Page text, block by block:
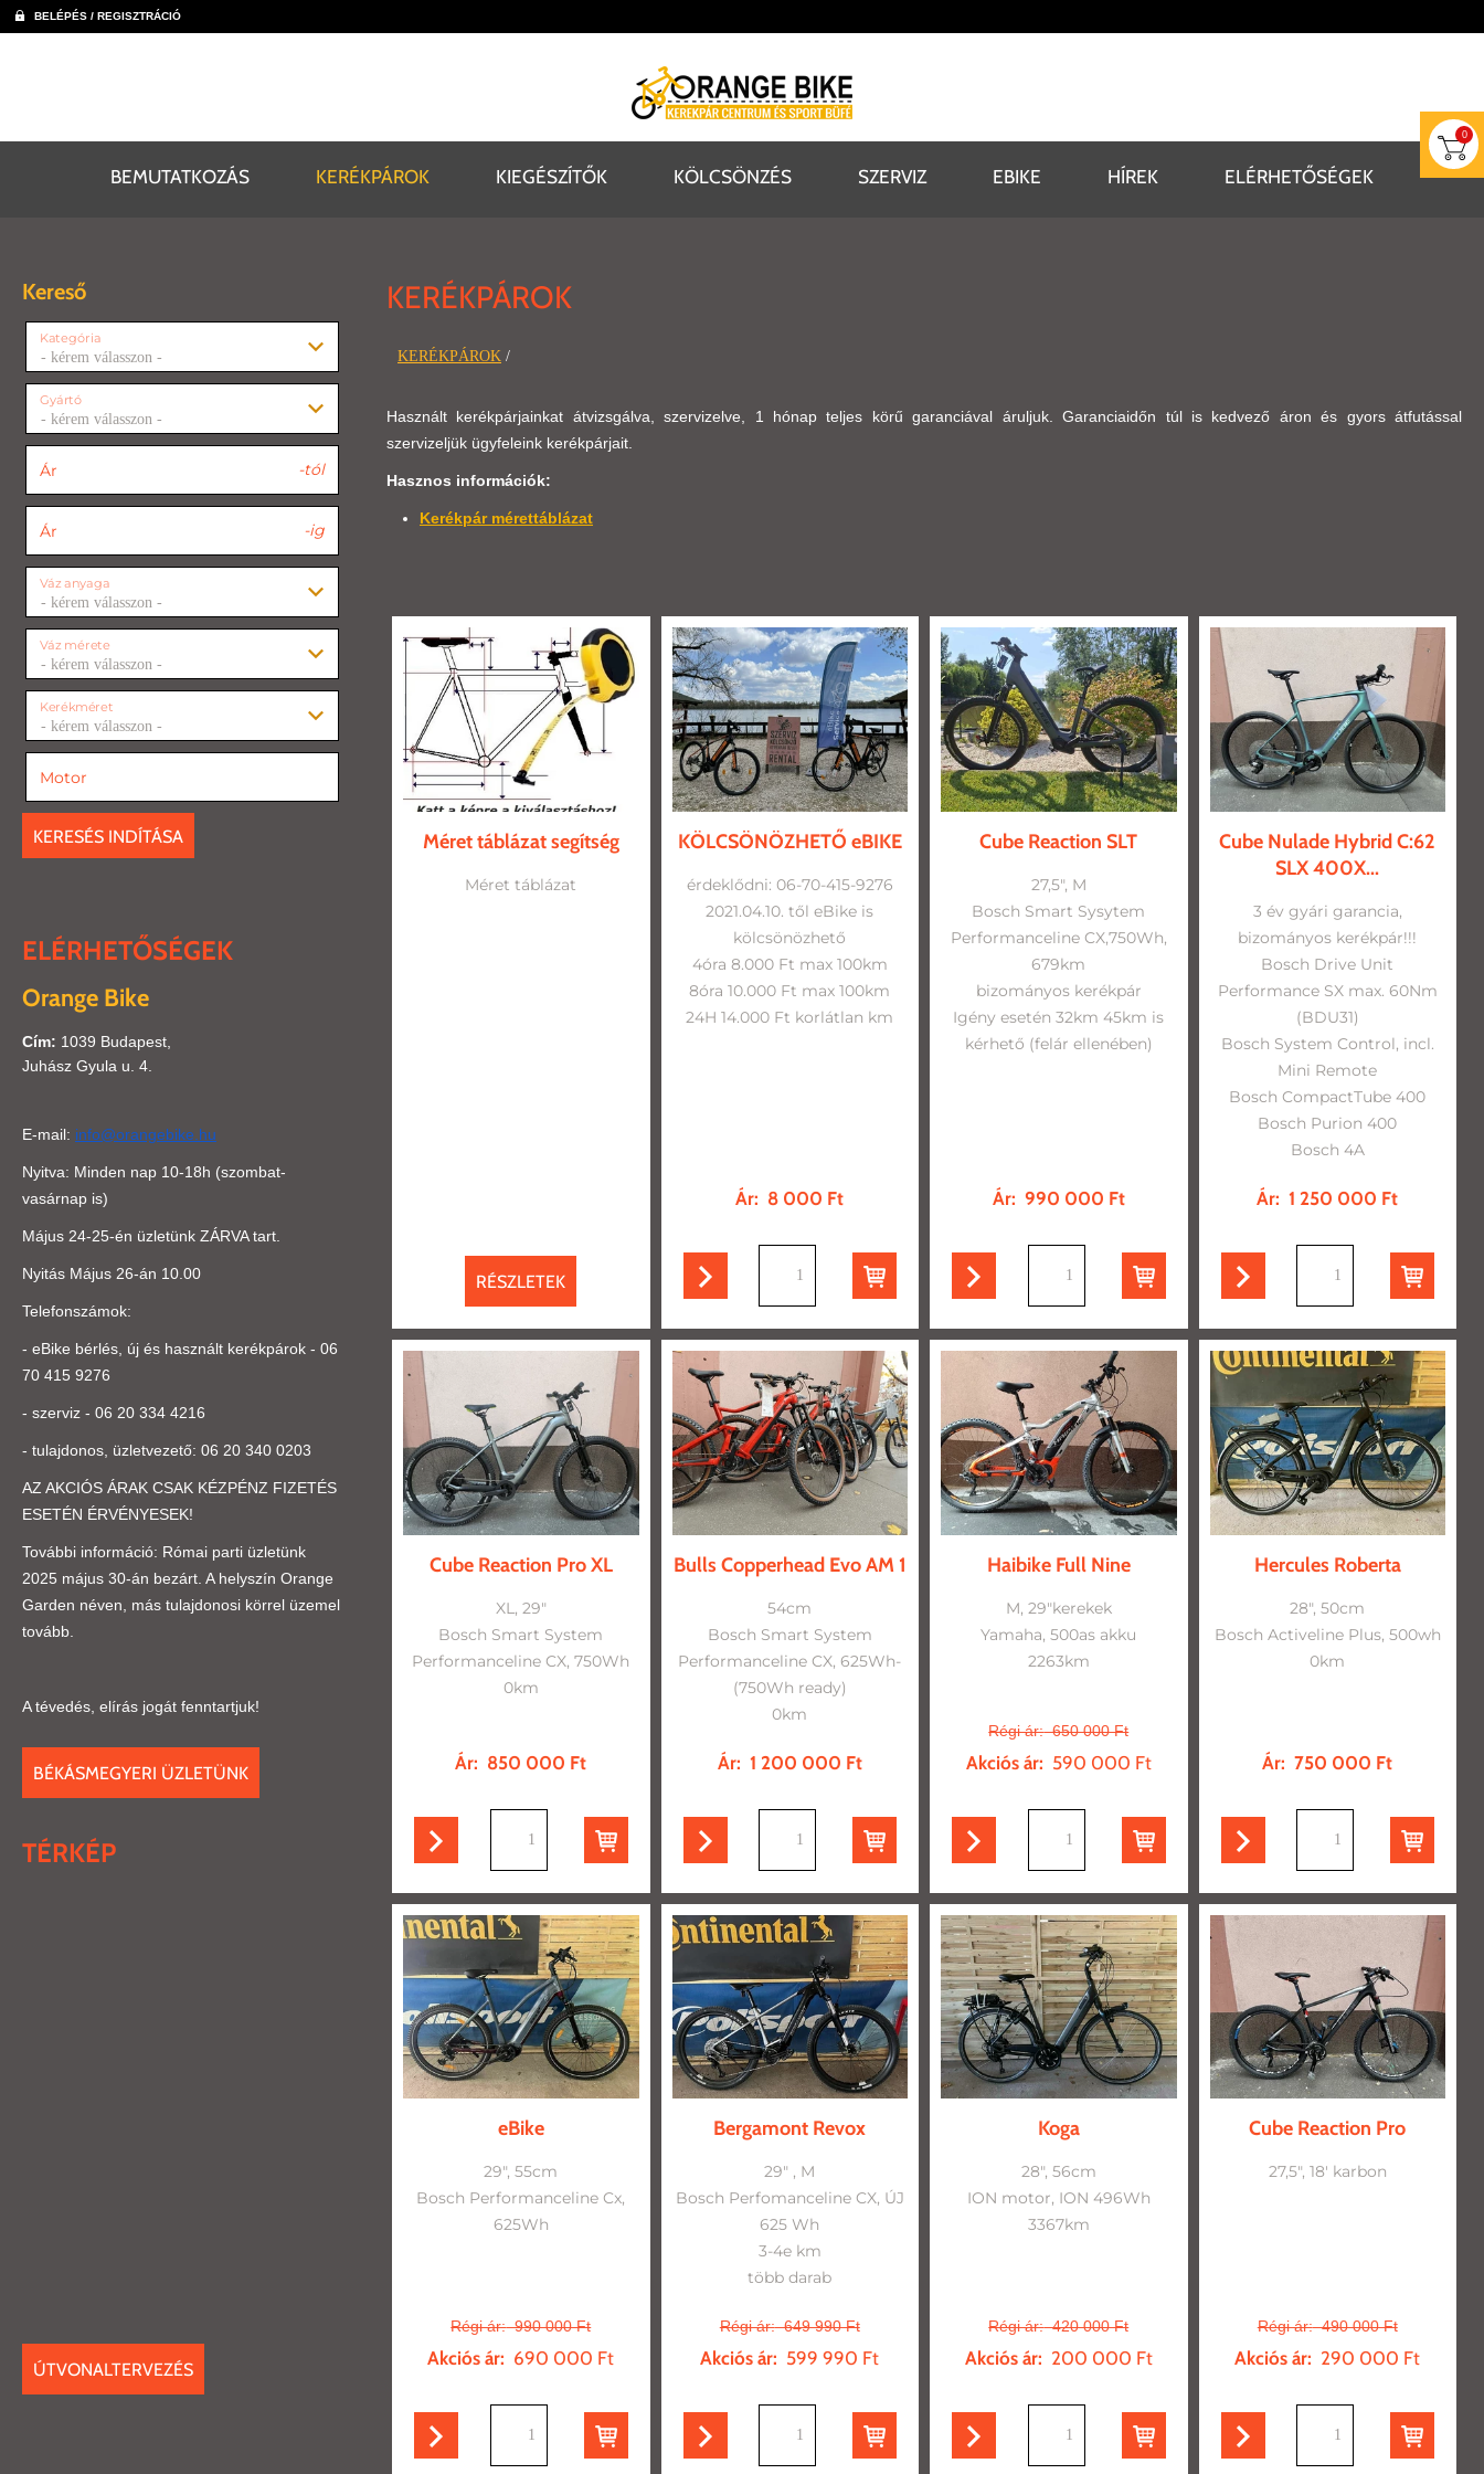
BELÉPÉS / REGISZTRÁCIÓ
0
BEMUTATKOZÁS KERÉKPÁROK KIEGÉSZÍTŐK KÖLCSÖNZÉS SZERVIZ EBIKE HÍREK ELÉRHETŐSÉGEK
Kereső
Kategória
- kérem válasszon -
Gyártó
- kérem válasszon -
Ár -tól
Ár -ig
Váz anyaga
- kérem válasszon -
Váz mérete
- kérem válasszon -
Kerékméret
- kérem válasszon -
Motor
KERESÉS INDÍTÁSA
ELÉRHETŐSÉGEK
Orange Bike
Cím: 1039 Budapest,
Juhász Gyula u. 4.
E-mail: info@orangebike.hu
Nyitva: Minden nap 10-18h (szombat-
vasárnap is)
Május 24-25-én üzletünk ZÁRVA tart.
Nyitás Május 26-án 10.00
Telefonszámok:
- eBike bérlés, új és használt kerékpárok - 06
70 415 9276
- szerviz - 06 20 334 4216
- tulajdonos, üzletvezető: 06 20 340 0203
AZ AKCIÓS ÁRAK CSAK KÉZPÉNZ FIZETÉS
ESETÉN ÉRVÉNYESEK!
További információ: Római parti üzletünk
2025 május 30-án bezárt. A helyszín Orange
Garden néven, más tulajdonosi körrel üzemel
tovább.
A tévedés, elírás jogát fenntartjuk!
BÉKÁSMEGYERI ÜZLETÜNK
TÉRKÉP
ÚTVONALTERVEZÉS
KERÉKPÁROK
KERÉKPÁROK /
Használt kerékpárjainkat átvizsgálva, szervizelve, 1 hónap teljes körű garanciával áruljuk. Garanciaidőn túl is kedvező áron és gyors átfutással
szervizeljük ügyfeleink kerékpárjait.
Hasznos információk:
Kerékpár mérettáblázat
Méret táblázat segítség
Méret táblázat
RÉSZLETEK
KÖLCSÖNÖZHETŐ eBIKE
érdeklődni: 06-70-415-9276
2021.04.10. től eBike is
kölcsönözhető
4óra 8.000 Ft max 100km
8óra 10.000 Ft max 100km
24H 14.000 Ft korlátlan km
Ár: 8 000 Ft
Cube Reaction SLT
27,5", M
Bosch Smart Sysytem
Performanceline CX,750Wh,
679km
bizományos kerékpár
Igény esetén 32km 45km is
kérhető (felár ellenében)
Ár: 990 000 Ft
Cube Nulade Hybrid C:62
SLX 400X...
3 év gyári garancia,
bizományos kerékpár!!!
Bosch Drive Unit
Performance SX max. 60Nm
(BDU31)
Bosch System Control, incl.
Mini Remote
Bosch CompactTube 400
Bosch Purion 400
Bosch 4A
Ár: 1 250 000 Ft
Cube Reaction Pro XL
XL, 29"
Bosch Smart System
Performanceline CX, 750Wh
0km
Ár: 850 000 Ft
Bulls Copperhead Evo AM 1
54cm
Bosch Smart System
Performanceline CX, 625Wh-
(750Wh ready)
0km
Ár: 1 200 000 Ft
Haibike Full Nine
M, 29"kerekek
Yamaha, 500as akku
2263km
Régi ár:650 000 Ft
Akciós ár: 590 000 Ft
Hercules Roberta
28", 50cm
Bosch Activeline Plus, 500wh
0km
Ár: 750 000 Ft
eBike
29", 55cm
Bosch Performanceline Cx,
625Wh
Régi ár:990 000 Ft
Akciós ár: 690 000 Ft
Bergamont Revox
29" , M
Bosch Perfomanceline CX, ÚJ
625 Wh
3-4e km
több darab
Régi ár:649 990 Ft
Akciós ár: 599 990 Ft
Koga
28", 56cm
ION motor, ION 496Wh
3367km
Régi ár:420 000 Ft
Akciós ár: 200 000 Ft
Cube Reaction Pro
27,5", 18' karbon
Régi ár:490 000 Ft
Akciós ár: 290 000 Ft